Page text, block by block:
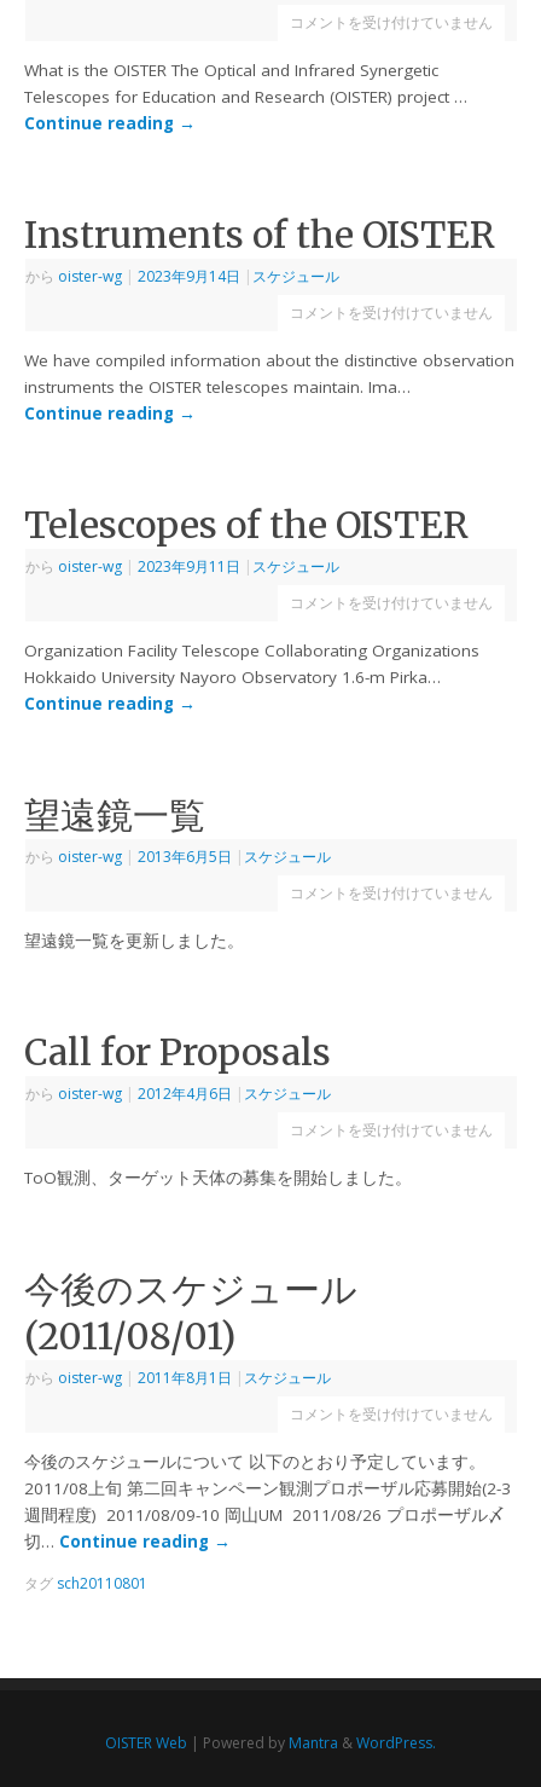
コメントを受け付けていません
What is the OISTER The Optical and Infrared Synergetic
Telescopes for Education and Research (OISTER) project …
Continue reading →
Instruments of the OISTER
から oister-wg | 2023年9月14日 | スケジュール
コメントを受け付けていません
We have compiled information about the distinctive observation
instruments the OISTER telescopes maintain. Ima…
Continue reading →
Telescopes of the OISTER
から oister-wg | 2023年9月11日 | スケジュール
コメントを受け付けていません
Organization Facility Telescope Collaborating Organizations
Hokkaido University Nayoro Observatory 1.6-m Pirka…
Continue reading →
望遠鏡一覧
から oister-wg | 2013年6月5日 | スケジュール
コメントを受け付けていません
望遠鏡一覧を更新しました。
Call for Proposals
から oister-wg | 2012年4月6日 | スケジュール
コメントを受け付けていません
ToO観測、ターゲット天体の募集を開始しました。
今後のスケジュール
(2011/08/01)
から oister-wg | 2011年8月1日 | スケジュール
コメントを受け付けていません
今後のスケジュールについて 以下のとおり予定しています。
2011/08上旬 第二回キャンペーン観測プロポーザル応募開始(2-3
週間程度) 2011/08/09-10 岡山UM 2011/08/26 プロポーザル〆
切… Continue reading →
タグ sch20110801
OISTER Web | Powered by Mantra &WordPress.